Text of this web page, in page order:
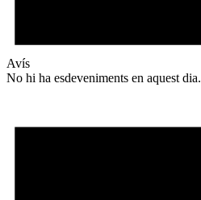
Avís
No hi ha esdeveniments en aquest dia.